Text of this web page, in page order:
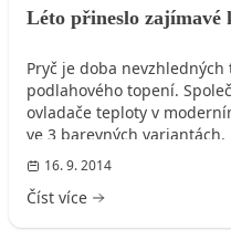
Léto přineslo zajímavé
Pryč je doba
podlahového topení.
ovladače teploty v
ve 3 barevných variantách.
16. 9. 2014
Číst více